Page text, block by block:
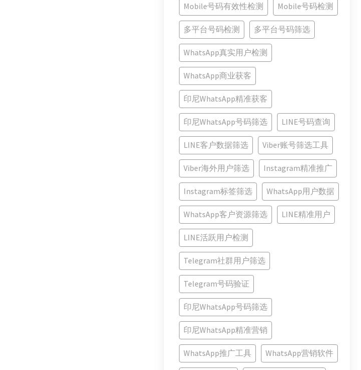
Mobile号码有效性检测 Mobile号码检测
多平台号码检测 多平台号码筛选
WhatsApp真实用户检测
WhatsApp商业获客
印尼WhatsApp精准获客
印尼WhatsApp号码筛选 LINE号码查询
LINE客户数据筛选 Viber账号筛选工具
Viber海外用户筛选 Instagram精准推广
Instagram标签筛选 WhatsApp用户数据
WhatsApp客户资源筛选 LINE精准用户
LINE活跃用户检测
Telegram社群用户筛选
Telegram号码验证
印尼WhatsApp号码筛选
印尼WhatsApp精准营销
WhatsApp推广工具 WhatsApp营销软件